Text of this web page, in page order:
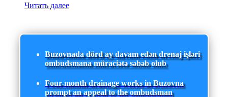
Читать далее
Buzovnada dörd ay davam edən drenaj işləri
ombudsmana müraciətə səbəb olub
Four-month drainage works in Buzovna
prompt an appeal to the ombudsman